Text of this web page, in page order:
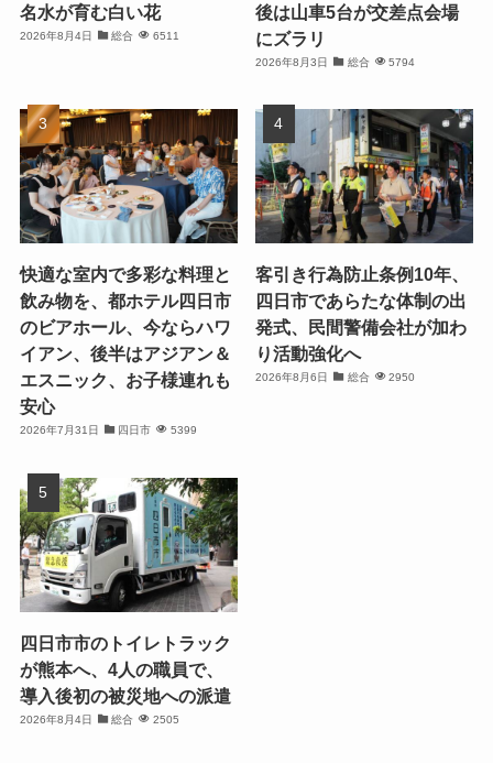
名水が育む白い花
2026年8月4日 総合 6511
後は山車5台が交差点会場
にズラリ
2026年8月3日 総合 5794
快適な室内で多彩な料理と
飲み物を、都ホテル四日市
のビアホール、今ならハワ
イアン、後半はアジアン＆
エスニック、お子様連れも
安心
2026年7月31日 四日市 5399
客引き行為防止条例10年、
四日市であらたな体制の出
発式、民間警備会社が加わ
り活動強化へ
2026年8月6日 総合 2950
四日市市のトイレトラック
が熊本へ、4人の職員で、
導入後初の被災地への派遣
2026年8月4日 総合 2505